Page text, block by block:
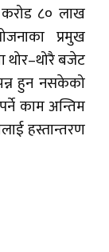
करोड ८० लाख
प्रमुख
थोर–थोरै बजेट
हुन नसकेको
काम अन्तिम
हस्तान्तरण